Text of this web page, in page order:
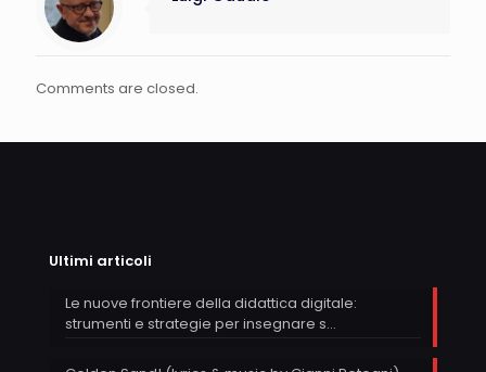
Comments are closed.
Ultimi articoli
Le nuove frontiere della didattica digitale:
strumenti e strategie per insegnare s…